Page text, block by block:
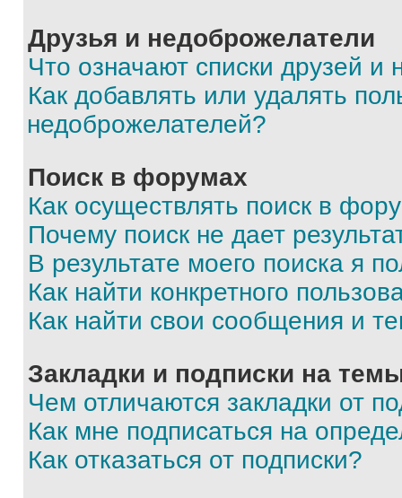
Друзья и недоброжелатели
Что означают списки друзей и
Как добавлять или удалять
недоброжелателей?
Поиск в форумах
Как осуществлять поиск в
Почему поиск не дает
В результате моего поиска я
Как найти конкретного
Как найти свои сообщения и
Закладки и подписки на
Чем отличаются закладки от
Как мне подписаться на
Как отказаться от подписки?